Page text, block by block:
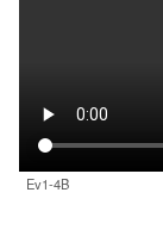
Ev1-4B